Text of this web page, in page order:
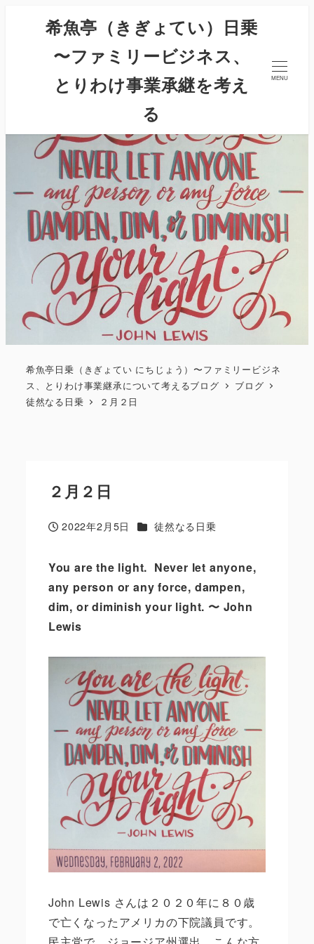
希魚亭（きぎょてい）日乗
〜ファミリービジネス、
とりわけ事業承継を考え
る
MENU
希魚亭日乗（きぎょてい にちじょう）〜ファミリービジネ
ス、とりわけ事業継承について考えるブログ
ブログ
徒然なる日乗
２月２日
２月２日
投稿日
2022年2月5日 カテゴリー
徒然なる日乗
You are the light. Never let anyone,
any person or any force, dampen,
dim, or diminish your light. 〜 John
Lewis
John Lewis さんは２０２０年に８０歳
で亡くなったアメリカの下院議員です。